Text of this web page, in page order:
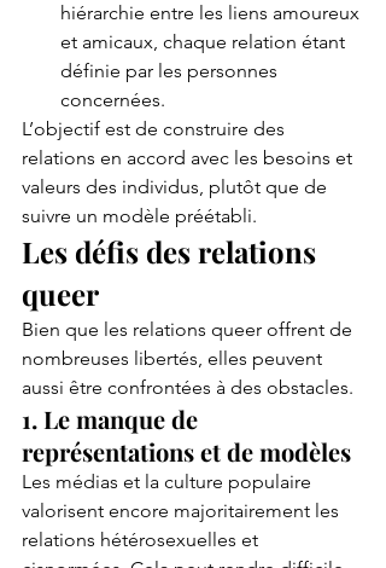
hiérarchie entre les liens amoureux
et amicaux, chaque relation étant
définie par les personnes
concernées.
L’objectif est de construire des
relations en accord avec les besoins et
valeurs des individus, plutôt que de
suivre un modèle préétabli.
Les défis des relations
queer
Bien que les relations queer offrent de
nombreuses libertés, elles peuvent
aussi être confrontées à des obstacles.
1. Le manque de
représentations et de modèles
Les médias et la culture populaire
valorisent encore majoritairement les
relations hétérosexuelles et